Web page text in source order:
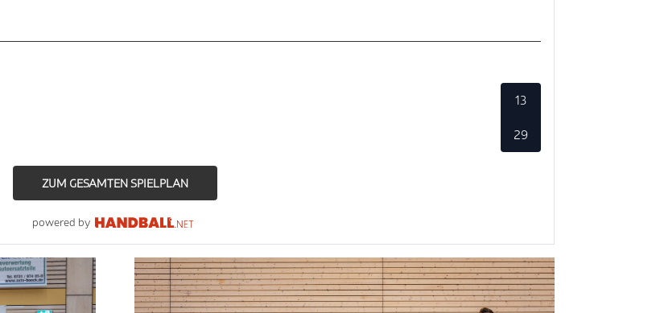
13
29
ZUM GESAMTEN SPIELPLAN
powered by